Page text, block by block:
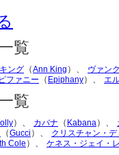
覧
ング （Ann King ）、
ヴァン
ファニー （ Epiphany）、 エ
覧
）、 カバナ （ Kabana）、
（Gucci ）、
クリスチャン・
Cole ）、 ケネス・ジェイ・